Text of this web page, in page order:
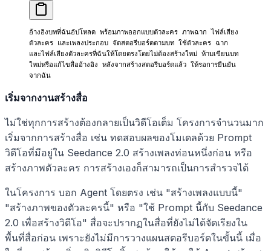
อ้างอิงบทที่ฉันอัปโหลด พร้อมภาพออกแบบตัวละคร ภาพฉาก ไฟล์เสียง
ตัวละคร และเพลงประกอบ จัดสตอรีบอร์ดตามบท ใช้ตัวละคร ฉาก
และไฟล์เสียงตัวละครที่ฉันให้โดยตรงโดยไม่ต้องสร้างใหม่ ห้ามเขียนบท
ใหม่หรือแก้ไขสื่ออ้างอิง หลังจากสร้างสตอรีบอร์ดแล้ว ให้รอการยืนยัน
จากฉัน
เริ่มจากงานสร้างสื่อ
ไม่ใช่ทุกการสร้างต้องกลายเป็นวิดีโอเต็ม โครงการจำนวนมาก
เริ่มจากการสร้างสื่อ เช่น ทดสอบผลของโมเดลด้วย Prompt
วิดีโอที่มีอยู่ใน Seedance 2.0 สร้างเพลงท่อนหนึ่งก่อน หรือ
สร้างภาพตัวละคร การสร้างเองก็สามารถเป็นการสำรวจได้
ในโครงการ บอก Agent โดยตรง เช่น "สร้างเพลงแบบนี้"
"สร้างภาพของตัวละครนี้" หรือ "ใช้ Prompt นี้กับ Seedance
2.0 เพื่อสร้างวิดีโอ" สื่อจะปรากฏในสื่อที่ยังไม่ได้จัดเรียงใน
พื้นที่สื่อก่อน เพราะยังไม่มีการวางแผนสตอรีบอร์ดในขั้นนี้ เมื่อ